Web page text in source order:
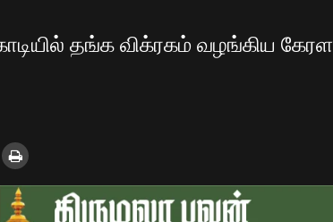
தங்க விக்ரகம் வழங்கிய கேரள